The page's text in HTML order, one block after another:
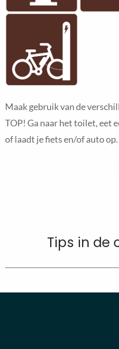
Maak gebruik van de
TOP! Ga naar het toilet, eet
of laadt je fiets en/of auto op.
Tips in de